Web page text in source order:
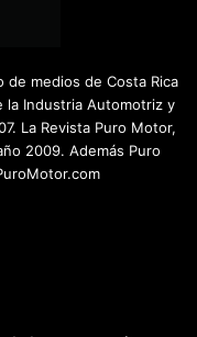
medios de Costa Rica
la Industria Automotriz y
La Revista Puro Motor,
2009. Además Puro